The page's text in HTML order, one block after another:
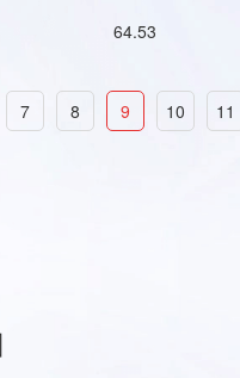
64.53
7 8 9 10 11